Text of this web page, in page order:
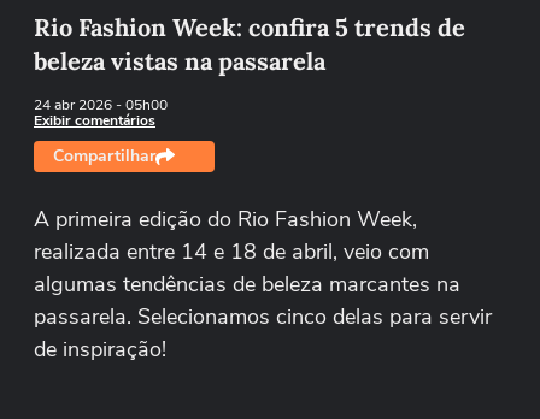
Rio Fashion Week: confira 5 trends de
beleza vistas na passarela
24 abr 2026- 05h00
Exibir comentários
Compartilhar
A primeira edição do Rio Fashion Week,
realizada entre 14 e 18 de abril, veio com
algumas tendências de beleza marcantes na
passarela. Selecionamos cinco delas para servir
de inspiração!